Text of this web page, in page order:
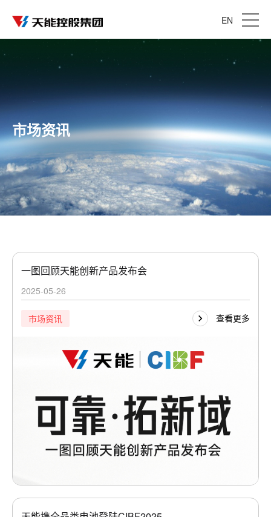
EN
市场资讯
一图回顾天能创新产品发布会
2025-05-26
市场资讯 查看更多